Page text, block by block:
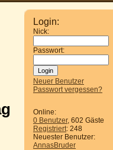
Login:
Nick:
Passwort:
Neuer Benutzer
Passwort vergessen?
Online:
0 Benutzer, 602 Gäste
Registriert: 248
Neuester Benutzer:
AnnasBruder